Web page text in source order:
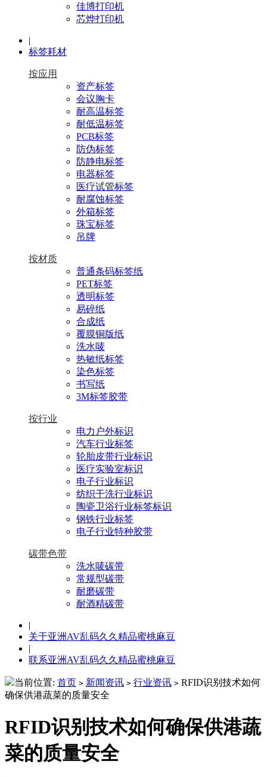
佳博打印机
芯烨打印机
|
标签耗材
按应用
资产标签
会议胸卡
耐高温标签
耐低温标签
PCB标签
防伪标签
防静电标签
电器标签
医疗试管标签
耐腐蚀标签
外箱标签
珠宝标签
吊牌
按材质
普通条码标签纸
PET标签
透明标签
易碎纸
合成纸
覆膜铜版纸
洗水唛
热敏纸标签
染色标签
书写纸
3M标签胶带
按行业
电力户外标识
汽车行业标签
轮胎皮带行业标识
医疗实验室标识
电子行业标识
纺织干洗行业标识
陶瓷卫浴行业标签标识
钢铁行业标签
电子行业特种胶带
碳带色带
洗水唛碳带
常规型碳带
耐磨碳带
耐酒精碳带
|
关于亚洲AV乱码久久精品蜜桃麻豆
|
联系亚洲AV乱码久久精品蜜桃麻豆
当前位置: 首页 > 新闻资讯 > 行业资讯 > RFID识别技术如何
确保供港蔬菜的质量安全
RFID识别技术如何确保供港蔬
菜的质量安全